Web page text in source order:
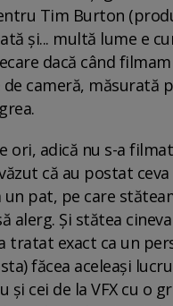
Tim Burton
și... multă lume e
dacă când
de cameră,
ori, adică nu s-a
că au postat
pat, pe care
alerg. Și stătea
tratat exact ca un
făcea aceleași
și cei de la VFX cu o